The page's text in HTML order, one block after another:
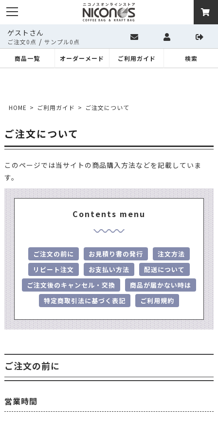
ゲストさん
ご注文0点 / サンプル0点
商品一覧
オーダーメード ご利用ガイド 検索
HOME ご利用ガイド ご注文について
ご注文について
このページでは当サイトの商品購入方法などを記載していま
す。
Contents menu
ご注文の前に お見積り書の発行
注文方法
リピート注文
お支払い方法
配送について
ご注文後のキャンセル・交換
商品が届かない時は
特定商取引法に基づく表記
ご利用規約
ご注文の前に
営業時間